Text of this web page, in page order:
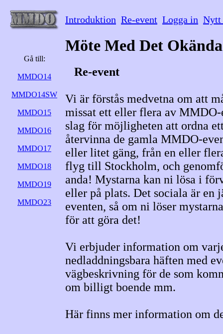
Introduktion Re-event Logga in Nytt
Gå till:
MMDO14
MMDO14SW
MMDO15
MMDO16
MMDO17
MMDO18
MMDO19
MMDO23
Möte Med Det Okända
Re-event
Vi är förstås medvetna om att
missat ett eller flera av
slag för möjligheten att ordna
återvinna de gamla MMDO-
eller litet gäng, från en eller
flyg till Stockholm, och
anda! Mystarna kan ni lösa i
eller på plats. Det sociala är
eventen, så om ni löser
för att göra det!
Vi erbjuder information om
nedladdningsbara häften med
vägbeskrivning för de som
om billigt boende mm.
Här finns mer information om